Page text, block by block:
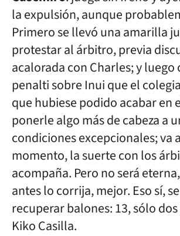
la expulsión, aunque
Primero se llevó una amarilla
protestar al árbitro, previa
acalorada con Charles; y
penalti sobre Inui que el
que hubiese podido acabar en
ponerle algo más de cabeza a
condiciones excepcionales; va
momento, la suerte con los
acompaña. Pero no será
antes lo corrija, mejor. Eso sí,
recuperar balones: 13, sólo
Kiko Casilla.